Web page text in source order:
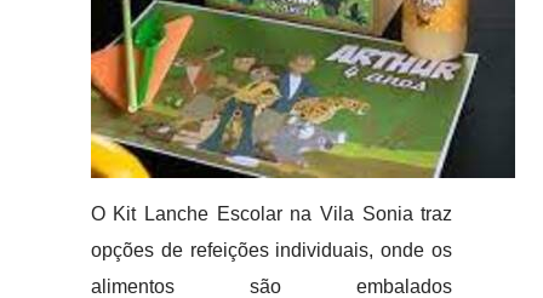
O Kit Lanche Escolar na Vila Sonia traz
opções de refeições individuais, onde os
alimentos são embalados